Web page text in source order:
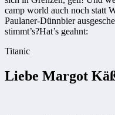
camp world auch noch statt
Paulaner-Dünnbier
stimmt’s?Hat’s geahnt:
Titanic
Liebe Margot